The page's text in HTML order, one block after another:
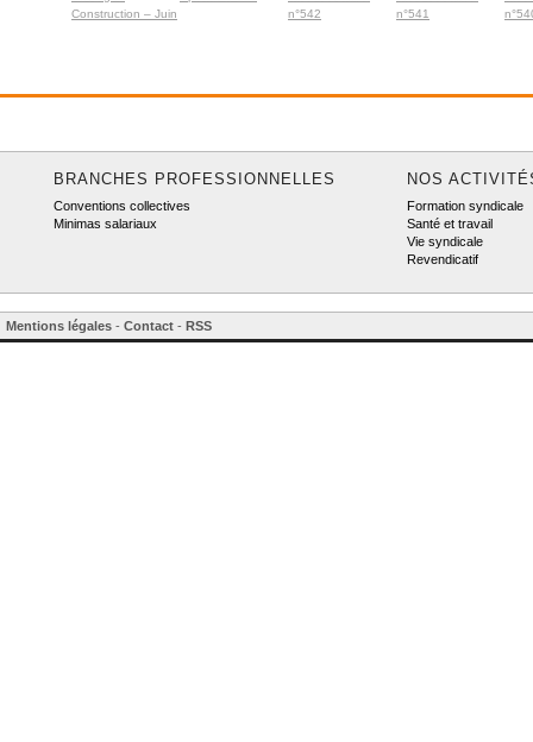
Construction – Juin
n°542
n°541
BRANCHES PROFESSIONNELLES
Conventions collectives
Minimas salariaux
NOS
Formation syndicale
Santé et travail
Vie syndicale
Revendicatif
Mentions légales - Contact - RSS